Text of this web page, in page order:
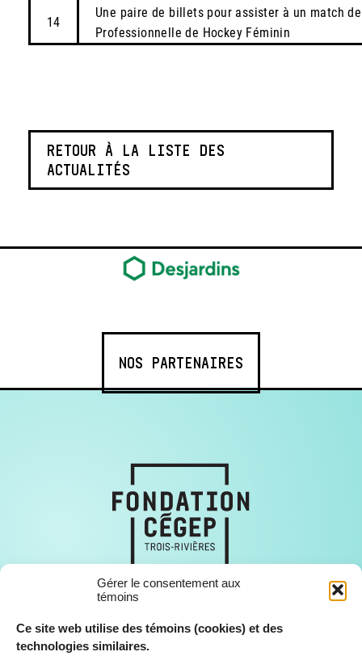
Gérer le consentement aux
témoins
Ce site web utilise des témoins (cookies) et des
technologies similaires.
14
Une paire de billets pour assister à un match
Professionnelle de Hockey Féminin
RETOUR À LA LISTE DES
ACTUALITÉS
NOS PARTENAIRES